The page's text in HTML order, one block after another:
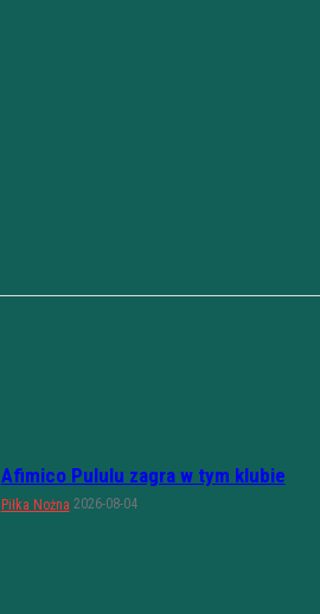
Afimico Pululu zagra w tym klubie
Piłka Nożna 2026-08-04